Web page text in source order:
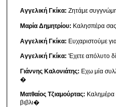
Αγγελική Γκίκα: Ζητάμε
Μαρία Δημητρίου: Καλησπέρα
Αγγελική Γκίκα: Ευχαριστούμε
Αγγελική Γκίκα: 'Εχετε απόλυτο
Γιάννης Καλονιάτης: Εχω μία
�
Ματθαίος Τζιαμούρτας: Καλημέρα
βιβλι�